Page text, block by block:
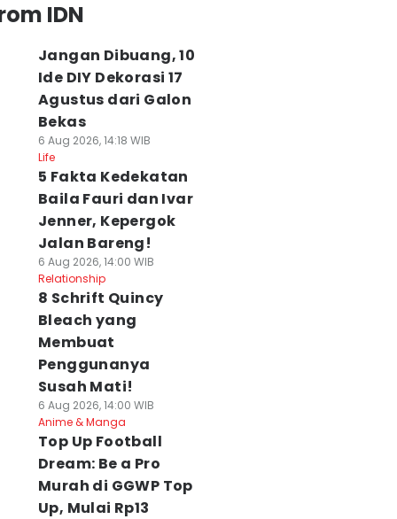
IDN
Jangan Dibuang, 10
Ide DIY Dekorasi 17
Agustus dari Galon
Bekas
6 Aug 2026, 14:18 WIB
Life
5 Fakta Kedekatan
Baila Fauri dan Ivar
Jenner, Kepergok
Jalan Bareng!
6 Aug 2026, 14:00 WIB
Relationship
8 Schrift Quincy
Bleach yang
Membuat
Penggunanya
Susah Mati!
6 Aug 2026, 14:00 WIB
Anime & Manga
Top Up Football
Dream: Be a Pro
Murah di GGWP Top
Up, Mulai Rp13